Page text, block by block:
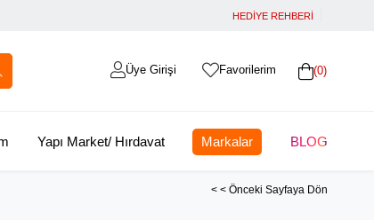
HEDİYE REHBERİ
0
Favorilerim
Üye Girişi
Yapı Market/ Hırdavat Markalar BLOG
< < Önceki Sayfaya Dön